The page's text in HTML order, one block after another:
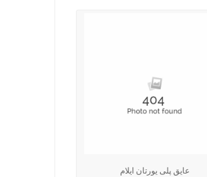
عایق پلی یورتان ایلام